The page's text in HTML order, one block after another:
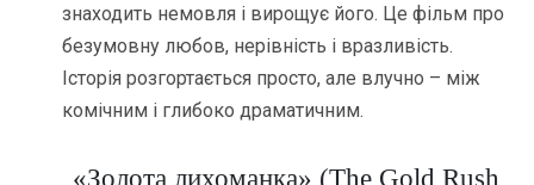
знаходить немовля і вирощує його. Це фільм про
безумовну любов, нерівність і вразливість.
Історія розгортається просто, але влучно – між
комічним і глибоко драматичним.
«Золота лихоманка» (The Gold Rush,